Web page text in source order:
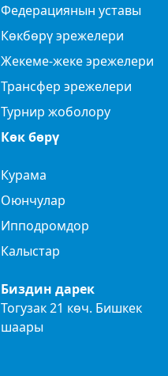
Федерациянын уставы
Көкбөрү эрежелери
Жекеме-жеке эрежелери
Трансфер эрежелери
Турнир жоболору
Көк бөрү
Курама
Оюнчулар
Ипподромдор
Калыстар
Биздин дарек
Тогузак 21 көч. Бишкек
шаары